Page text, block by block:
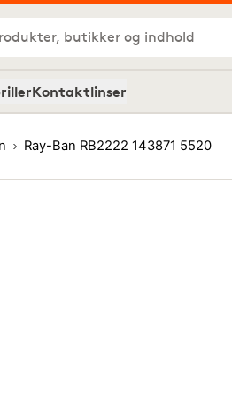
butikker og indhold
Kontaktlinser
Ray-Ban RB2222 143871 5520